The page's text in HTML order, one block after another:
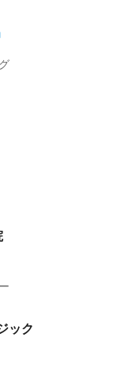
ック